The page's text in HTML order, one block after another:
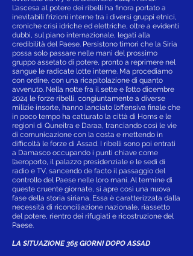
L’ascesa al potere dei ribelli ha finora portato a
inevitabili frizioni interne tra i diversi gruppi etnici,
croniche crisi idriche ed elettriche, oltre a evidenti
dubbi, sul piano internazionale, legati alla
credibilità del Paese. Persistono timori che la Siria
possa solo passare nelle mani del prossimo
gruppo assetato di potere, pronto a reprimere nel
sangue le radicate lotte interne. Ma procediamo
con ordine, con una ricapitolazione di quanto
avvenuto. Nella notte fra il sette e l’otto dicembre
2024 le forze ribelli, congiuntamente a diverse
milizie insorte, hanno lanciato l’offensiva finale che
in poco tempo ha catturato la città di Homs e le
regioni di Quneitra e Daraa, tranciando così le vie
di comunicazione con la costa e mettendo in
difficoltà le forze di Assad. I ribelli sono poi entrati
a Damasco occupando i punti chiave come
l’aeroporto, il palazzo presidenziale e le sedi di
radio e TV, sancendo de facto il passaggio del
controllo del Paese nelle loro mani. Al termine di
queste cruente giornate, si apre così una nuova
fase della storia siriana. Essa è caratterizzata dalla
necessità di riconciliazione nazionale, riassetto
del potere, rientro dei rifugiati e ricostruzione del
Paese.
LA SITUAZIONE 365 GIORNI DOPO ASSAD